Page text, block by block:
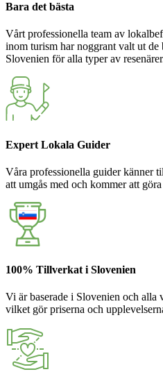
Bara det bästa
Vårt professionella team av
inom turism har noggrant valt ut de
Slovenien för alla typer av
Expert Lokala Guider
Våra professionella guider känner
att umgås med och kommer att
100% Tillverkat i Slovenien
Vi är baserade i Slovenien och alla
vilket gör priserna och